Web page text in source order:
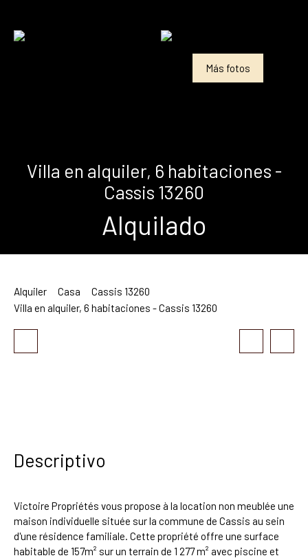
Más fotos
Villa en alquiler, 6 habitaciones -
Cassis 13260
Alquilado
Alquiler Casa
Cassis 13260
Villa en alquiler, 6 habitaciones - Cassis 13260
Descriptivo
Victoire Propriétés vous propose à la location non meublée une
maison individuelle située sur la commune de Cassis au sein
d'une résidence familiale. Cette propriété offre une surface
habitable de 157m² sur un terrain de 1 277 m² avec piscine et